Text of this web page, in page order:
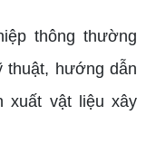
thông thường
thuật, hướng dẫn
xuất vật liệu xây